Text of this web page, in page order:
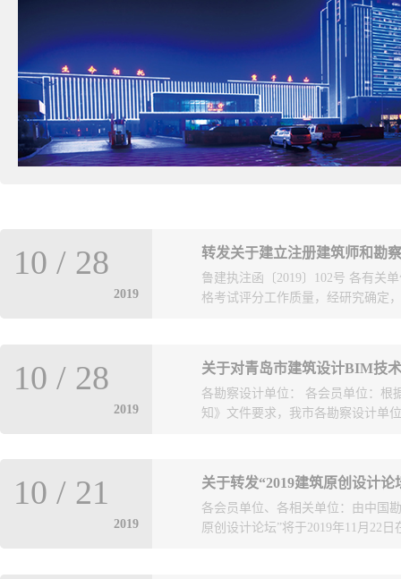
转发关于建立注册建筑师和勘
2019
10 / 28
鲁建执注函〔2019〕102号 各有关
格考试评分工作质量，经研究确定
注册工程师执业资格考试评分专家
注册建筑师资格考试评分专家须同
需具有一级注册建筑师执业资格且
考试评分专家需具有一级注册建筑
超过60周岁。二、推荐勘察设计注
及以上学历；申请其他勘察设计类
科及以上学历；（二）在勘察设计
关于对青岛市建筑设计BIM技
2019
10 / 28
各勘察设计单位： 各会员单位：根
知》文件要求，我市各勘察设计单
、基础理论及操作考试后，共有
结合基础理论成绩综合评分后，共
三天。公示期内，任何单位或个人
市勘察设计协会书面反映，联系电
关于转发“2019建筑原创设计论
2019
10 / 21
各会员单位、各相关单位：由中国
原创设计论坛”将于2019年11月22